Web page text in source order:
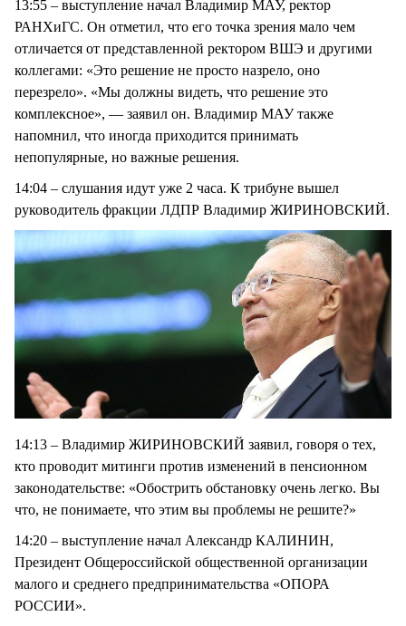
13:55 – выступление начал Владимир МАУ, ректор
РАНХиГС. Он отметил, что его точка зрения мало чем
отличается от представленной ректором ВШЭ и другими
коллегами: «Это решение не просто назрело, оно
перезрело». «Мы должны видеть, что решение это
комплексное», — заявил он. Владимир МАУ также
напомнил, что иногда приходится принимать
непопулярные, но важные решения.
14:04 – слушания идут уже 2 часа. К трибуне вышел
руководитель фракции ЛДПР Владимир ЖИРИНОВСКИЙ.
14:13 – Владимир ЖИРИНОВСКИЙ заявил, говоря о тех,
кто проводит митинги против изменений в пенсионном
законодательстве: «Обострить обстановку очень легко. Вы
что, не понимаете, что этим вы проблемы не решите?»
14:20 – выступление начал Александр КАЛИНИН,
Президент Общероссийской общественной организации
малого и среднего предпринимательства «ОПОРА
РОССИИ».